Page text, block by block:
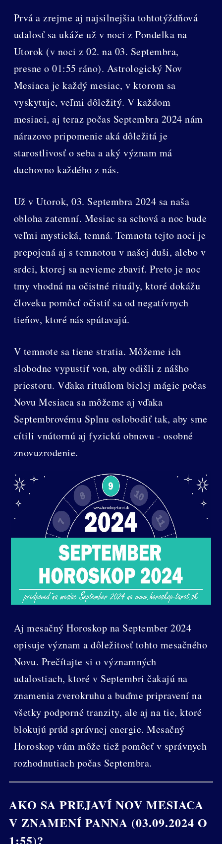
Prvá a zrejme aj najsilnejšia tohtotýždňová
udalosť sa ukáže už v noci z Pondelka na
Utorok (v noci z 02. na 03. Septembra,
presne o 01:55 ráno). Astrologický Nov
Mesiaca je každý mesiac, v ktorom sa
vyskytuje, veľmi dôležitý. V každom
mesiaci, aj teraz počas Septembra 2024 nám
nárazovo pripomenie aká dôležitá je
starostlivosť o seba a aký význam má
duchovno každého z nás.
Už v Utorok, 03. Septembra 2024 sa naša
obloha zatemní. Mesiac sa schová a noc bude
veľmi mystická, temná. Temnota tejto noci je
prepojená aj s temnotou v našej duši, alebo v
srdci, ktorej sa nevieme zbaviť. Preto je noc
tmy vhodná na očistné rituály, ktoré dokážu
človeku pomôcť očistiť sa od negatívnych
tieňov, ktoré nás spútavajú.
V temnote sa tiene stratia. Môžeme ich
slobodne vypustiť von, aby odišli z nášho
priestoru. Vďaka rituálom bielej mágie počas
Novu Mesiaca sa môžeme aj vďaka
Septembrovému Splnu oslobodiť tak, aby sme
cítili vnútornú aj fyzickú obnovu - osobné
znovuzrodenie.
Aj mesačný Horoskop na September 2024
opisuje význam a dôležitosť tohto mesačného
Novu. Prečítajte si o významných
udalostiach, ktoré v Septembri čakajú na
znamenia zverokruhu a buďme pripravení na
všetky podporné tranzity, ale aj na tie, ktoré
blokujú prúd správnej energie. Mesačný
Horoskop vám môže tiež pomôcť v správnych
rozhodnutiach počas Septembra.
AKO SA PREJAVÍ NOV MESIACA
V ZNAMENÍ PANNA (03.09.2024 O
1:55)?